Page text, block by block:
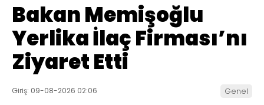
Bakan Memişoğlu
Yerlika İlaç Firması’nı
Ziyaret Etti
Giriş: 09-08-2026 02:06 Genel